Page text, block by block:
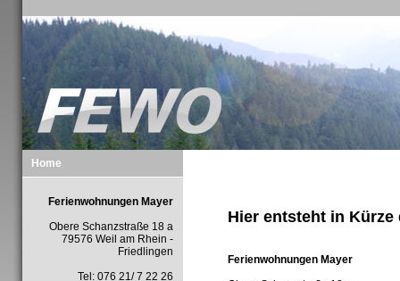
Home
Ferienwohnungen Mayer
Obere Schanzstraße 18 a
79576 Weil am Rhein -
Friedlingen
Tel: 076 21/ 7 22 26
Hier entsteht in
Ferienwohnungen Mayer